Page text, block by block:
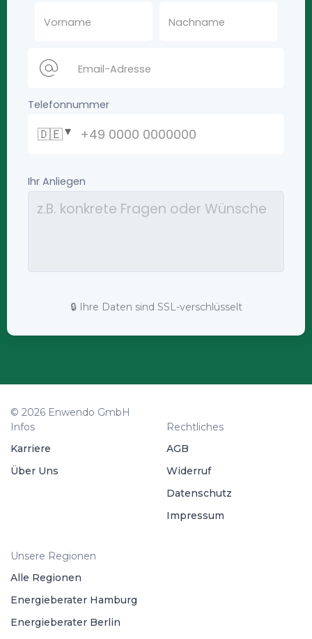
🔒 Ihre Daten sind SSL-verschlüsselt
© 2026 Enwendo GmbH
Infos
Karriere
Über Uns
Rechtliches
AGB
Widerruf
Datenschutz
Impressum
Unsere Regionen
Alle Regionen
Energieberater Hamburg
Energieberater Berlin